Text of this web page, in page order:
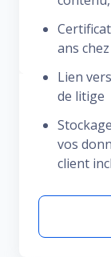
ans
Lien
de litige
vos
client